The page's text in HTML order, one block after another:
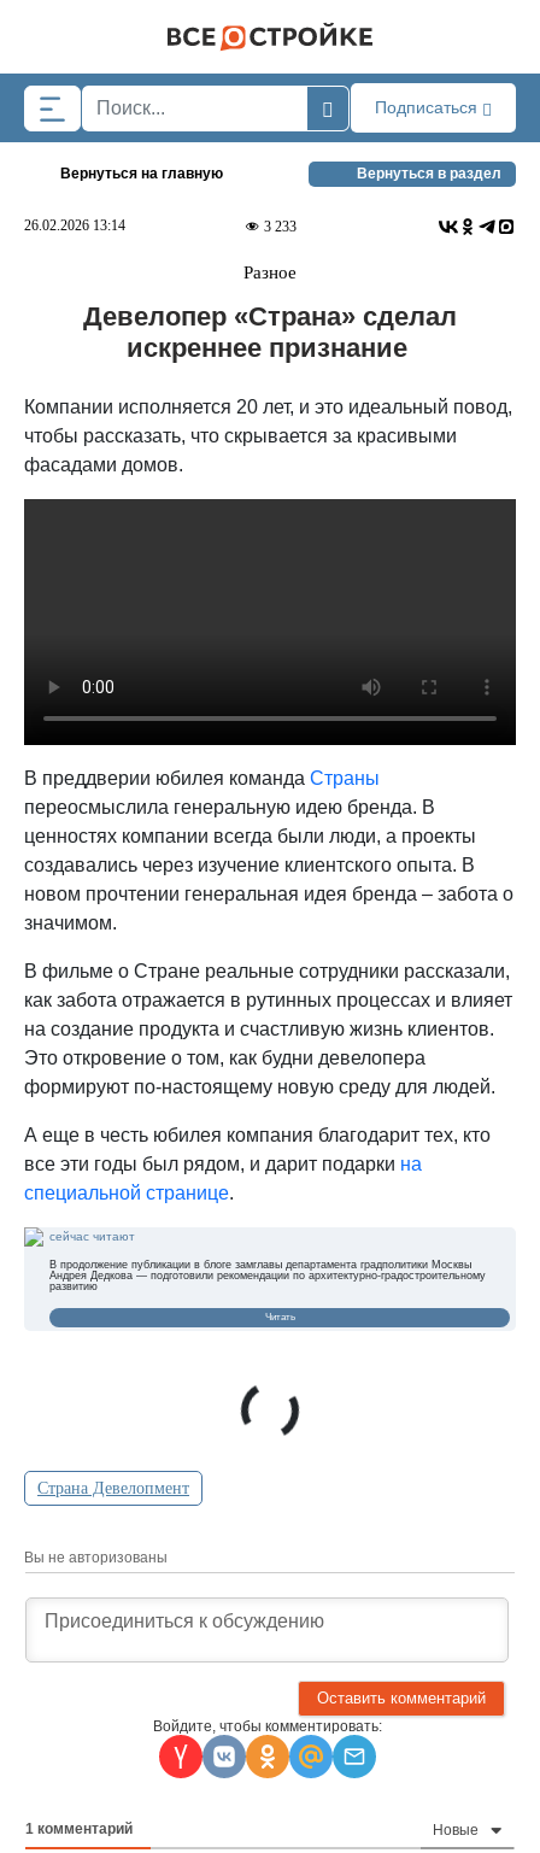
Подписаться
Вернуться на главную Вернуться в раздел
26.02.2026 13:14 3 233
Разное
Девелопер «Страна» сделал
искреннее признание
Компании исполняется 20 лет, и это идеальный повод,
чтобы рассказать, что скрывается за красивыми
фасадами домов.
В преддверии юбилея команда Страны
переосмыслила генеральную идею бренда. В
ценностях компании всегда были люди, а проекты
создавались через изучение клиентского опыта. В
новом прочтении генеральная идея бренда – забота о
значимом.
В фильме о Стране реальные сотрудники рассказали,
как забота отражается в рутинных процессах и влияет
на создание продукта и счастливую жизнь клиентов.
Это откровение о том, как будни девелопера
формируют по-настоящему новую среду для людей.
А еще в честь юбилея компания благодарит тех, кто
все эти годы был рядом, и дарит подарки на
специальной странице.
сейчас читают
В продолжение публикации в блоге замглавы департамента градполитики Москвы
Андрея Дедкова — подготовили рекомендации по архитектурно-градостроительному
развитию
Читать
Страна Девелопмент
Вы не авторизованы
Войдите, чтобы комментировать:
1 комментарий Новые